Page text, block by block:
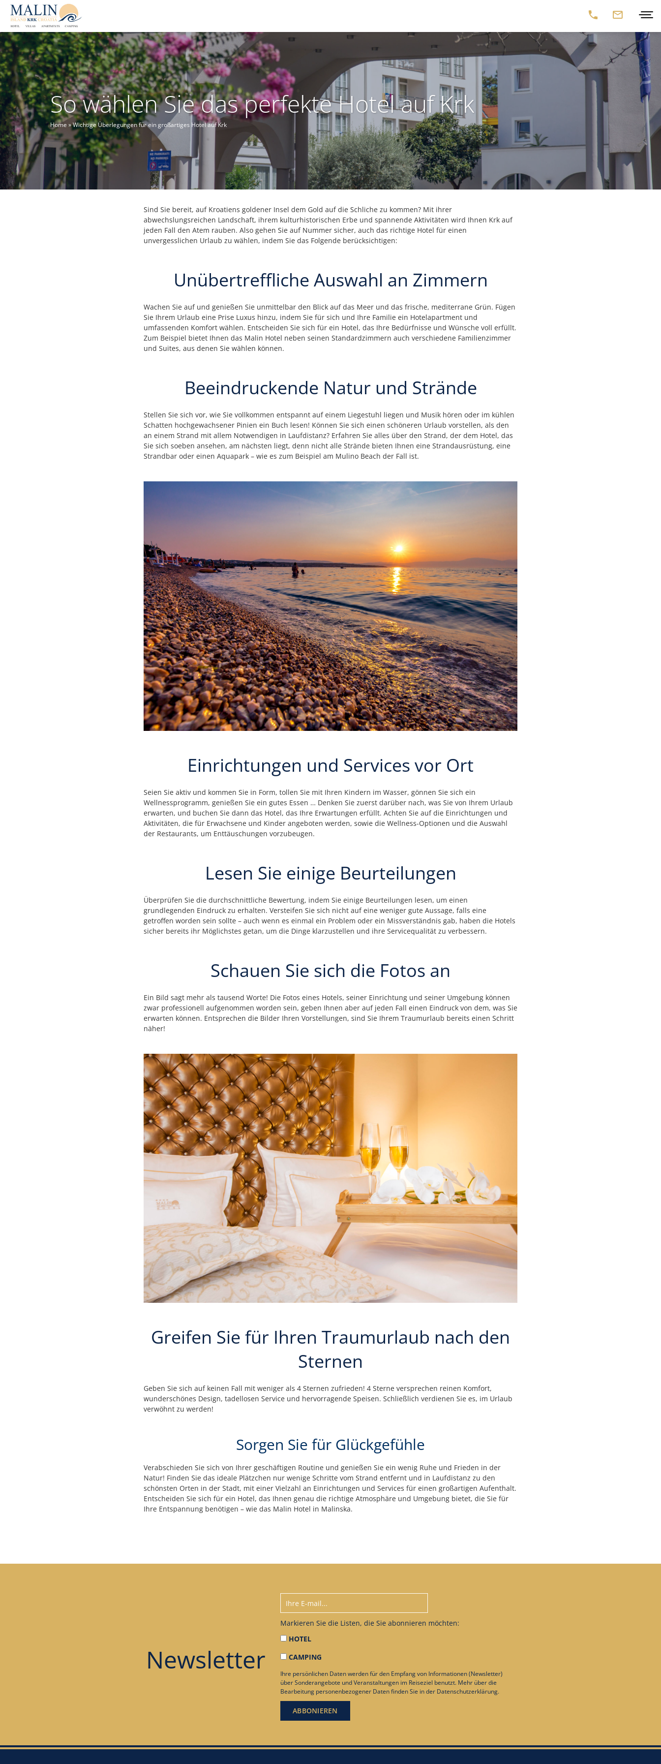
So wählen Sie das perfekte Hotel auf Krk
Home »Wichtige Überlegungen für ein großartiges Hotel auf Krk
Sind Sie bereit, auf Kroatiens goldener Insel dem Gold auf die Schliche zu kommen? Mit ihrer
abwechslungsreichen Landschaft, ihrem kulturhistorischen Erbe und spannende Aktivitäten wird Ihnen Krk auf
jeden Fall den Atem rauben. Also gehen Sie auf Nummer sicher, auch das richtige Hotel für einen
unvergesslichen Urlaub zu wählen, indem Sie das Folgende berücksichtigen:
Unübertreffliche Auswahl an Zimmern
Wachen Sie auf und genießen Sie unmittelbar den Blick auf das Meer und das frische, mediterrane Grün. Fügen
Sie Ihrem Urlaub eine Prise Luxus hinzu, indem Sie für sich und Ihre Familie ein Hotelapartment und
umfassenden Komfort wählen. Entscheiden Sie sich für ein Hotel, das Ihre Bedürfnisse und Wünsche voll erfüllt.
Zum Beispiel bietet Ihnen das Malin Hotel neben seinen Standardzimmern auch verschiedene Familienzimmer
und Suites, aus denen Sie wählen können.
Beeindruckende Natur und Strände
Stellen Sie sich vor, wie Sie vollkommen entspannt auf einem Liegestuhl liegen und Musik hören oder im kühlen
Schatten hochgewachsener Pinien ein Buch lesen! Können Sie sich einen schöneren Urlaub vorstellen, als den
an einem Strand mit allem Notwendigen in Laufdistanz? Erfahren Sie alles über den Strand, der dem Hotel, das
Sie sich soeben ansehen, am nächsten liegt, denn nicht alle Strände bieten Ihnen eine Strandausrüstung, eine
Strandbar oder einen Aquapark – wie es zum Beispiel am Mulino Beach der Fall ist.
Einrichtungen und Services vor Ort
Seien Sie aktiv und kommen Sie in Form, tollen Sie mit Ihren Kindern im Wasser, gönnen Sie sich ein
Wellnessprogramm, genießen Sie ein gutes Essen … Denken Sie zuerst darüber nach, was Sie von Ihrem Urlaub
erwarten, und buchen Sie dann das Hotel, das Ihre Erwartungen erfüllt. Achten Sie auf die Einrichtungen und
Aktivitäten, die für Erwachsene und Kinder angeboten werden, sowie die Wellness-Optionen und die Auswahl
der Restaurants, um Enttäuschungen vorzubeugen.
Lesen Sie einige Beurteilungen
Überprüfen Sie die durchschnittliche Bewertung, indem Sie einige Beurteilungen lesen, um einen
grundlegenden Eindruck zu erhalten. Versteifen Sie sich nicht auf eine weniger gute Aussage, falls eine
getroffen worden sein sollte – auch wenn es einmal ein Problem oder ein Missverständnis gab, haben die Hotels
sicher bereits ihr Möglichstes getan, um die Dinge klarzustellen und ihre Servicequalität zu verbessern.
Schauen Sie sich die Fotos an
Ein Bild sagt mehr als tausend Worte! Die Fotos eines Hotels, seiner Einrichtung und seiner Umgebung können
zwar professionell aufgenommen worden sein, geben Ihnen aber auf jeden Fall einen Eindruck von dem, was Sie
erwarten können. Entsprechen die Bilder Ihren Vorstellungen, sind Sie Ihrem Traumurlaub bereits einen Schritt
näher!
Greifen Sie für Ihren Traumurlaub nach den
Sternen
Geben Sie sich auf keinen Fall mit weniger als 4 Sternen zufrieden! 4 Sterne versprechen reinen Komfort,
wunderschönes Design, tadellosen Service und hervorragende Speisen. Schließlich verdienen Sie es, im Urlaub
verwöhnt zu werden!
Sorgen Sie für Glückgefühle
Verabschieden Sie sich von Ihrer geschäftigen Routine und genießen Sie ein wenig Ruhe und Frieden in der
Natur! Finden Sie das ideale Plätzchen nur wenige Schritte vom Strand entfernt und in Laufdistanz zu den
schönsten Orten in der Stadt, mit einer Vielzahl an Einrichtungen und Services für einen großartigen Aufenthalt.
Entscheiden Sie sich für ein Hotel, das Ihnen genau die richtige Atmosphäre und Umgebung bietet, die Sie für
Ihre Entspannung benötigen – wie das Malin Hotel in Malinska.
Newsletter
Markieren Sie die Listen, die Sie abonnieren möchten:
HOTEL
CAMPING
Ihre persönlichen Daten werden für den Empfang von Informationen (Newsletter)
über Sonderangebote und Veranstaltungen im Reiseziel benutzt. Mehr über die
Bearbeitung personenbezogener Daten finden Sie in der Datenschutzerklärung.